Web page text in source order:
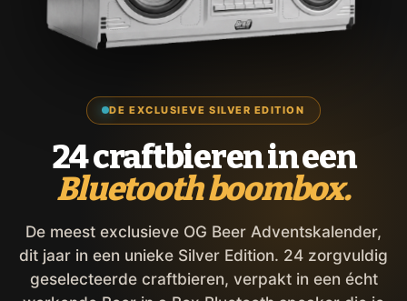
DE EXCLUSIEVE SILVER EDITION
24 craftbieren in een
Bluetooth boombox.
De meest exclusieve OG Beer Adventskalender,
dit jaar in een unieke Silver Edition. 24 zorgvuldig
geselecteerde craftbieren, verpakt in een écht